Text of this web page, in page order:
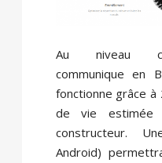
Au niveau
communique en
fonctionne grâce à
de vie
constructeur.
Android)